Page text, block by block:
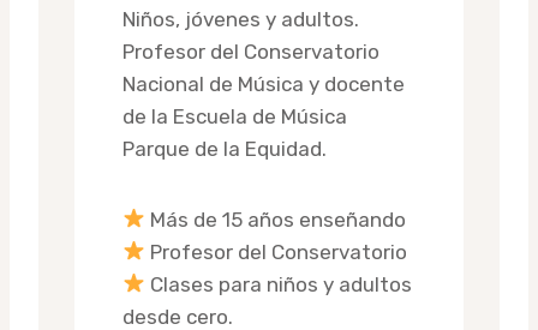
Niños, jóvenes y adultos.
Profesor del Conservatorio
Nacional de Música y docente
de la Escuela de Música
Parque de la Equidad.
Más de 15 años enseñando
Profesor del Conservatorio
Clases para niños y adultos
desde cero.